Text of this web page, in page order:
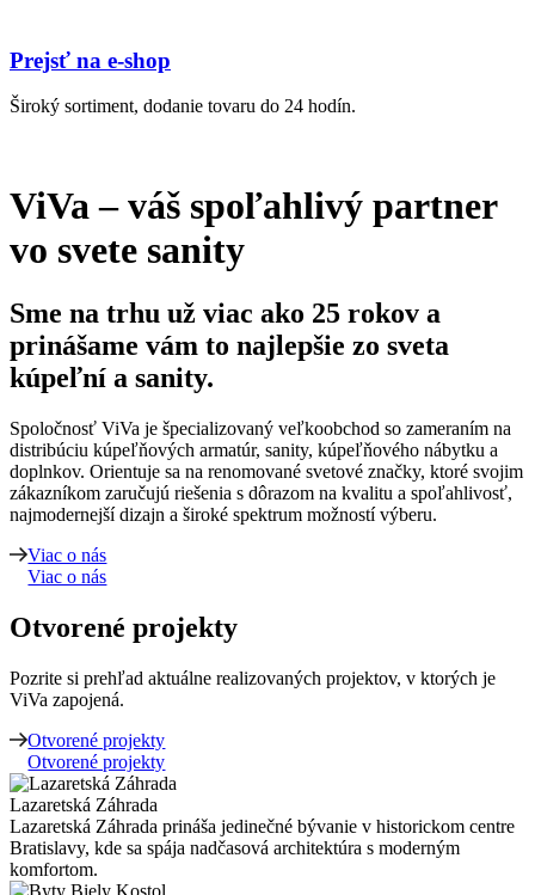
Prejsť na e-shop
Široký sortiment, dodanie tovaru do 24 hodín.
ViVa – váš spoľahlivý partner
vo svete sanity
Sme na trhu už viac ako 25 rokov a
prinášame vám to najlepšie zo sveta
kúpeľní a sanity.
Spoločnosť ViVa je špecializovaný veľkoobchod so zameraním na
distribúciu kúpeľňových armatúr, sanity, kúpeľňového nábytku a
doplnkov. Orientuje sa na renomované svetové značky, ktoré svojim
zákazníkom zaručujú riešenia s dôrazom na kvalitu a spoľahlivosť,
najmodernejší dizajn a široké spektrum možností výberu.
Viac o nás
Viac o nás
Otvorené projekty
Pozrite si prehľad aktuálne realizovaných projektov, v ktorých je
ViVa zapojená.
Otvorené projekty
Otvorené projekty
Lazaretská Záhrada
Lazaretská Záhrada prináša jedinečné bývanie v historickom centre
Bratislavy, kde sa spája nadčasová architektúra s moderným
komfortom.